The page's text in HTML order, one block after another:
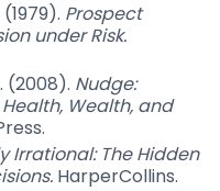
Prospect
under Risk.
(2008). Nudge:
Wealth, and
Irrational: The Hidden
HarperCollins.